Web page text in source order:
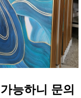
능하니 문의